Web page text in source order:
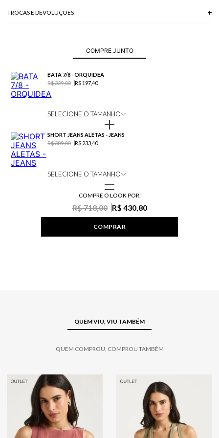
TROCAS E DEVOLUÇÕES
COMPRE JUNTO
BATA 7/8 - ORQUIDEA
R$ 329,00
R$ 197,40
SELECIONE O TAMANHO
SHORT JEANS ALETAS - JEANS
R$ 389,00
R$ 233,40
SELECIONE O TAMANHO
COMPRE O LOOK POR:
R$ 718,00 R$ 430,80
COMPRAR
QUEM VIU, VIU TAMBÉM
QUEM COMPROU, COMPROU TAMBÉM